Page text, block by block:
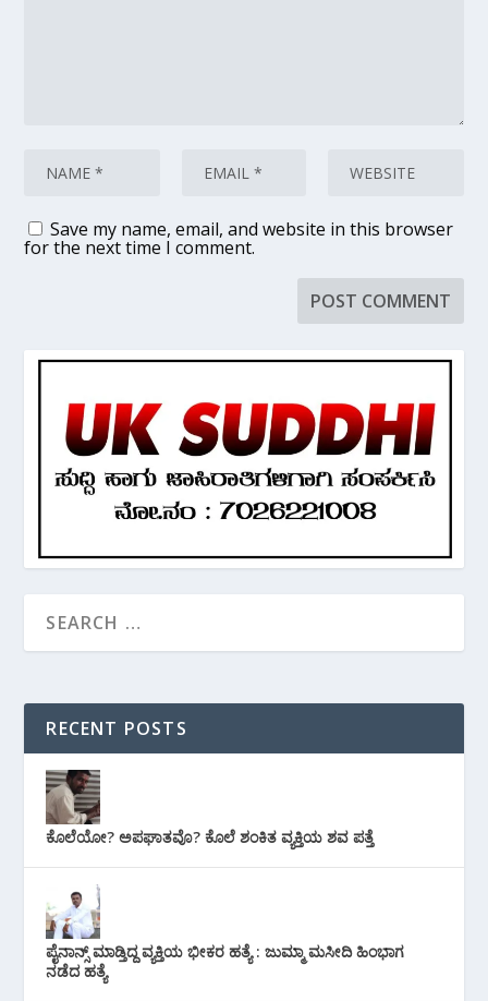
Save my name, email, and website in this browser
for the next time I comment.
RECENT POSTS
ಕೊಲೆಯೋ? ಅಪಘಾತವೊ? ಕೊಲೆ ಶಂಕಿತ ವ್ಯಕ್ತಿಯ ಶವ ಪತ್ತೆ
ಪೈನಾನ್ಸ್ ಮಾಡ್ತಿದ್ದ ವ್ಯಕ್ತಿಯ ಭೀಕರ‌ ಹತ್ಯೆ : ಜುಮ್ಮಾ ಮಸೀದಿ ಹಿಂಭಾಗ
ನಡೆದ ಹತ್ಯೆ